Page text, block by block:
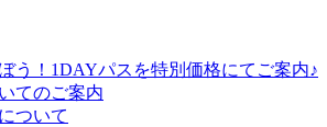
う！1DAYパスを特別価格にてご案内♪
てのご案内
ついて